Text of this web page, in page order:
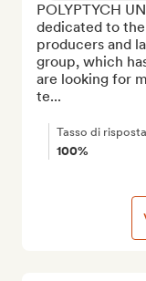
POLYPTYCH
dedicated to
producers and
group, which
are looking for
te...
Tasso di risposta
100%